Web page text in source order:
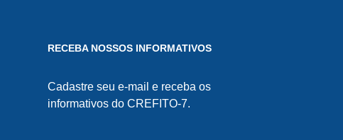
RECEBA NOSSOS INFORMATIVOS
Cadastre seu e-mail e receba os
informativos do CREFITO-7.